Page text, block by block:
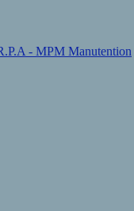
- MPM Manutention